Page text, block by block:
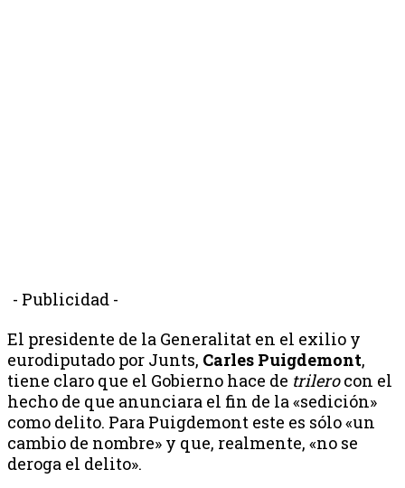
- Publicidad -
El presidente de la Generalitat en el exilio y
eurodiputado por Junts, Carles Puigdemont,
tiene claro que el Gobierno hace de trilerocon el
hecho de que anunciara el fin de la «sedición»
como delito. Para Puigdemont este es sólo «un
cambio de nombre» y que, realmente, «no se
deroga el delito».